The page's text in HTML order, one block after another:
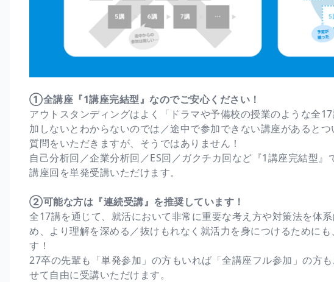
①全講座『1講座完結型』なのでご安心ください！
アウトスタンディングはよく「ドラマや予備校の授業のような全
加しないとわからないのでは／途中で参加できない講座があると
質問をいただきますが、そうではありません！
自己分析回／企業分析回／ES回／ガクチカ回など『1講座完結型
講座回を単発受講いただけます。
②可能な方は『連続受講』を推奨しています！
全17講を通じて、就活において非常に重要な考え方や対策法を体
め、より理解を深める／抜けもれなく就活力を身につけるために
す！
27卒の先輩も「単発参加」の方もいれば「全講座フル参加」の方
せて自由に受講いただけます。